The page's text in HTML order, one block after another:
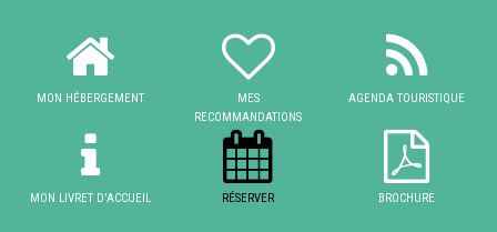
MON HÉBERGEMENT
MES
RECOMMANDATIONS
AGENDA TOURISTIQUE
MON LIVRET D'ACCUEIL RÉSERVER BROCHURE